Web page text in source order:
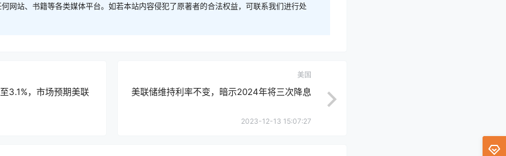
网站、书籍等各类媒体平台。如若本站内容侵犯了原著者的合法权益，可联系我们进行处
3.1%，市场预期美联
美国
美联储维持利率不变，暗示2024年将三次降息
2023-12-13 15:07:27